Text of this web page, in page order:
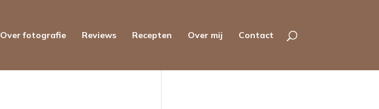
Over fotografie Reviews Recepten Over mij Contact